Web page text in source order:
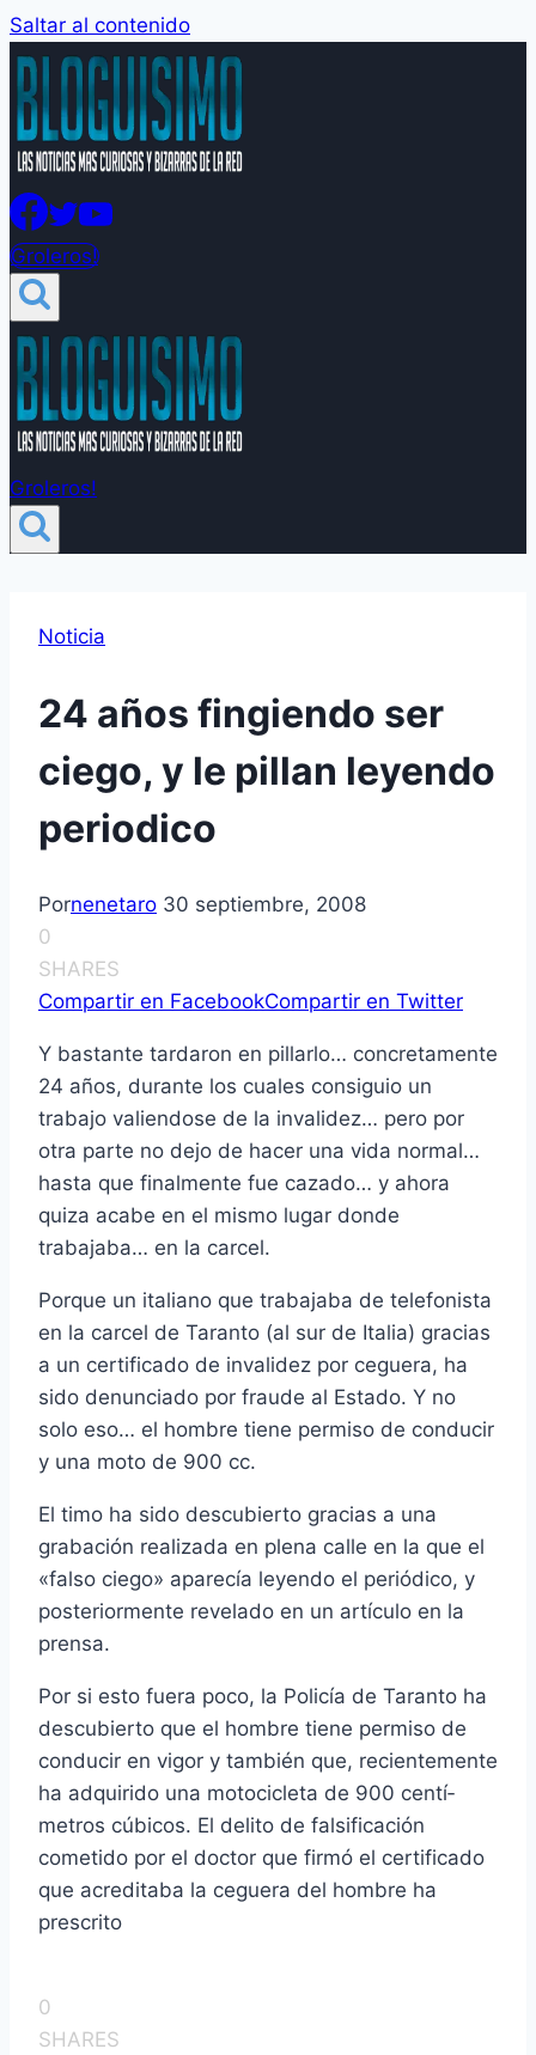
Saltar al contenido
Groleros!
Groleros!
Noticia
24 años fingiendo ser
ciego, y le pillan leyendo
periodico
Pornenetaro 30 septiembre, 2008
0
SHARES
Compartir en FacebookCompartir en Twitter
Y bastante tardaron en pillarlo… concretamente
24 años, durante los cuales consiguio un
trabajo valiendose de la invalidez… pero por
otra parte no dejo de hacer una vida normal…
hasta que finalmente fue cazado… y ahora
quiza acabe en el mismo lugar donde
trabajaba… en la carcel.
Porque un italiano que trabajaba de telefonista
en la carcel de Taranto (al sur de Italia) gracias
a un certificado de invalidez por ceguera, ha
sido denunciado por fraude al Estado. Y no
solo eso… el hombre tiene permiso de conducir
y una moto de 900 cc.
El timo ha sido descubierto gracias a una
grabación realizada en plena calle en la que el
«falso ciego» aparecí­a leyendo el periódico, y
posteriormente revelado en un artí­culo en la
prensa.
Por si esto fuera poco, la Policí­a de Taranto ha
descubierto que el hombre tiene permiso de
conducir en vigor y también que, recientemente
ha adquirido una motocicleta de 900 centí­
metros cúbicos. El delito de falsificación
cometido por el doctor que firmó el certificado
que acreditaba la ceguera del hombre ha
prescrito
0
SHARES